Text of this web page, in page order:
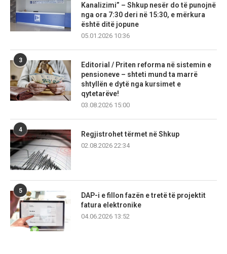
Kanalizimi” – Shkup nesër do të punojnë
nga ora 7:30 deri në 15:30, e mërkura
është ditë jopune
05.01.2026 10:36
3
Editorial / Priten reforma në sistemin e
pensioneve – shteti mund ta marrë
shtyllën e dytë nga kursimet e
qytetarëve!
03.08.2026 15:00
4
Regjistrohet tërmet në Shkup
02.08.2026 22:34
5
DAP-i e fillon fazën e tretë të projektit
fatura elektronike
04.06.2026 13:52